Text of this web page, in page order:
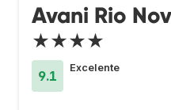
Avani Rio
★★★★
9.1
Excelente